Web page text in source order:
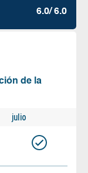
6.0/ 6.0
de la
julio